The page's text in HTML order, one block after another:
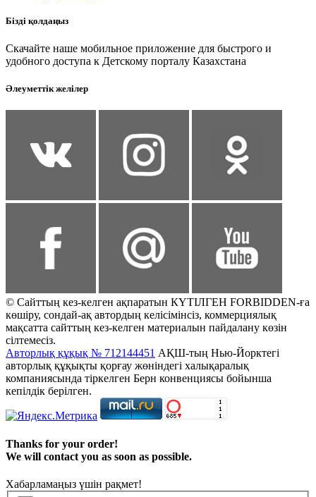
Бізді қолдаңыз
Скачайте наше мобильное приложение для быстрого и
удобного доступа к Детскому порталу Казахстана
Әлеуметтік желілер
© Сайттың кез-келген ақпаратын КҮТІЛГЕН FORBIDDEN-ға
көшіру, сондай-ақ автордың келісімінсіз, коммерциялық
мақсатта сайттың кез-келген материалын пайдалану көзін
сілтемесіз.
Авторлық құқық № 712144451 АҚШ-тың Нью-Йорктегі
авторлық құқықты қорғау жөніндегі халықаралық
компаниясында тіркелген Берн конвенциясы бойынша
кепілдік берілген.
Thanks for your order!
We will contact you as soon as possible.
Хабарламаңыз үшін рақмет!